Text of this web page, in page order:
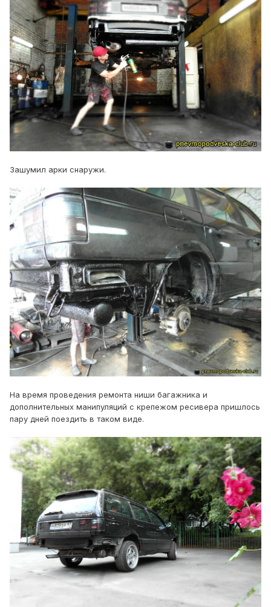
Зашумил арки снаружи.
На время проведения ремонта ниши багажника и
дополнительных манипуляций с крепежом ресивера пришлось
пару дней поездить в таком виде.